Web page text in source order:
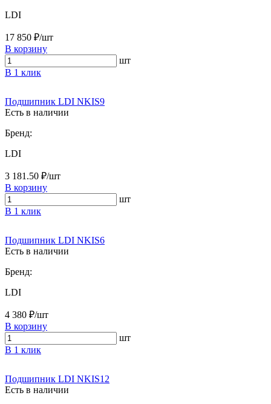
LDI
17 850 ₽/шт
В корзину
шт
В 1 клик
Подшипник LDI NKIS9
Есть в наличии
Бренд:
LDI
3 181.50 ₽/шт
В корзину
шт
В 1 клик
Подшипник LDI NKIS6
Есть в наличии
Бренд:
LDI
4 380 ₽/шт
В корзину
шт
В 1 клик
Подшипник LDI NKIS12
Есть в наличии